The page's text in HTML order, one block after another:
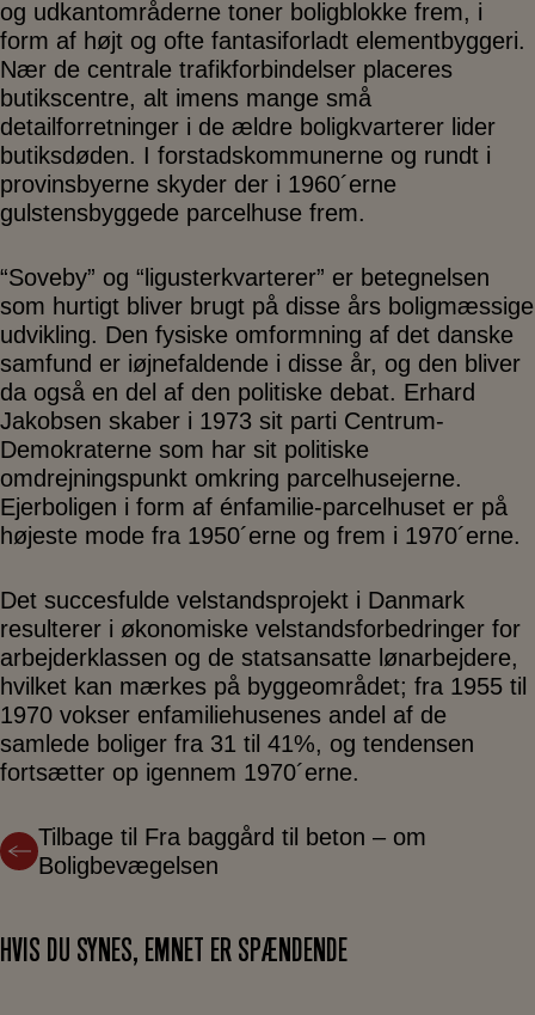
og udkantområderne toner boligblokke frem, i
form af højt og ofte fantasiforladt elementbyggeri.
Nær de centrale trafikforbindelser placeres
butikscentre, alt imens mange små
detailforretninger i de ældre boligkvarterer lider
butiksdøden. I forstadskommunerne og rundt i
provinsbyerne skyder der i 1960´erne
gulstensbyggede parcelhuse frem.
“Soveby” og “ligusterkvarterer” er betegnelsen
som hurtigt bliver brugt på disse års boligmæssige
udvikling. Den fysiske omformning af det danske
samfund er iøjnefaldende i disse år, og den bliver
da også en del af den politiske debat. Erhard
Jakobsen skaber i 1973 sit parti Centrum-
Demokraterne som har sit politiske
omdrejningspunkt omkring parcelhusejerne.
Ejerboligen i form af énfamilie-parcelhuset er på
højeste mode fra 1950´erne og frem i 1970´erne.
Det succesfulde velstandsprojekt i Danmark
resulterer i økonomiske velstandsforbedringer for
arbejderklassen og de statsansatte lønarbejdere,
hvilket kan mærkes på byggeområdet; fra 1955 til
1970 vokser enfamiliehusenes andel af de
samlede boliger fra 31 til 41%, og tendensen
fortsætter op igennem 1970´erne.
Tilbage til Fra baggård til beton – om
Boligbevægelsen
HVIS DU SYNES, EMNET ER SPÆNDENDE